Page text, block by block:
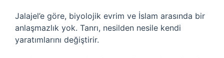
Jalajel’e göre, biyolojik evrim ve İslam arasında bir
anlaşmazlık yok. Tanrı, nesilden nesile kendi
yaratımlarını değiştirir.